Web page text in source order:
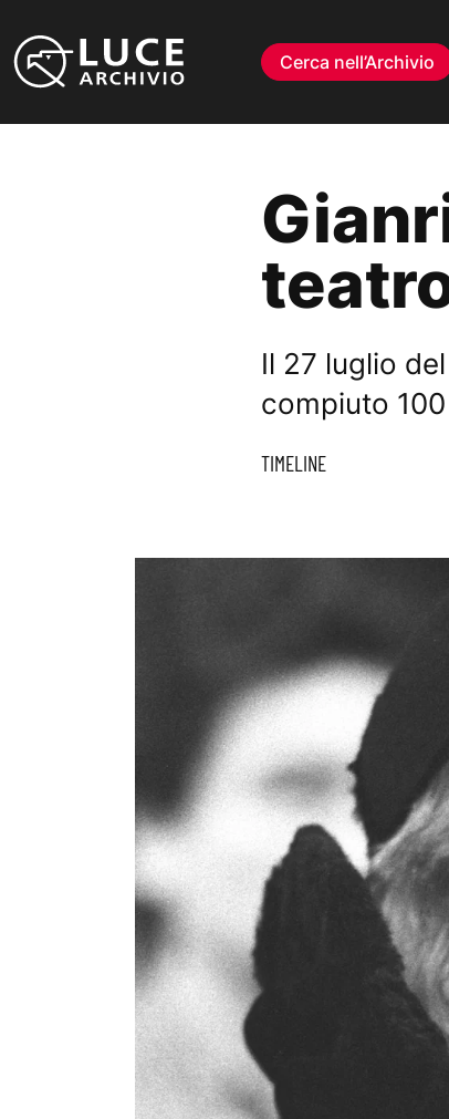
Cerca nell’Archivio
Il 27 luglio
compiuto
TIMELINE